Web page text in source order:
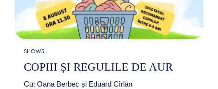
SHOWS
COPIII ȘI REGULILE DE AUR
Cu: Oana Berbec și Eduard Cîrlan